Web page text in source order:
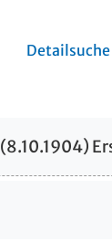
Detailsuche
(8.10.1904)